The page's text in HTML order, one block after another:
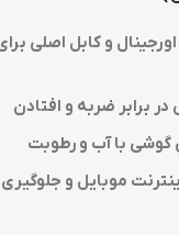
و کابل اصلی
برابر ضربه و افتادن
گوشی با آب و رطوبت
موبایل و